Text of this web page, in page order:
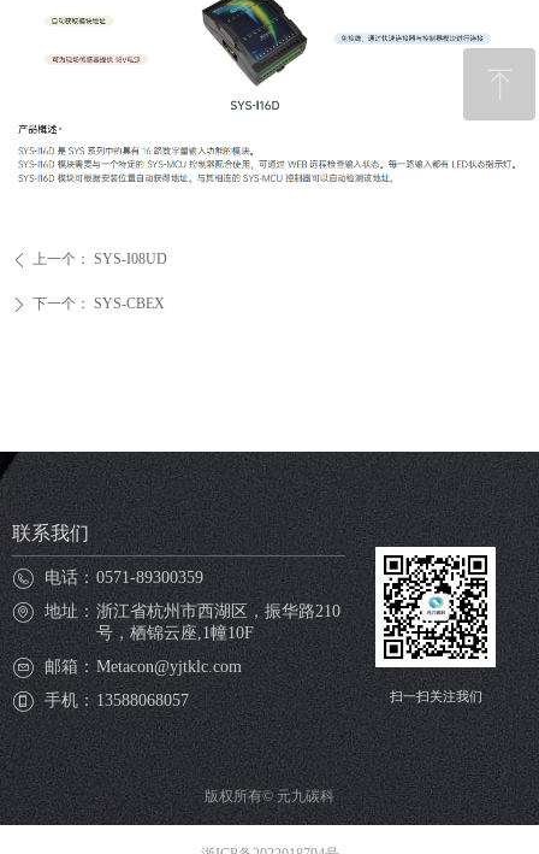
ꄴ 上一个： SYS-I08UD
ꄲ 下一个： SYS-CBEX
电话：0571-89300359
地址： 浙江省杭州市西湖区，振华路210
号，栖锦云座,1幢10F
邮箱：Metacon@yjtklc.com
手机： 13588068057
联系我们
版权所有© 元九碳科
扫一扫关注我们
ꁸ